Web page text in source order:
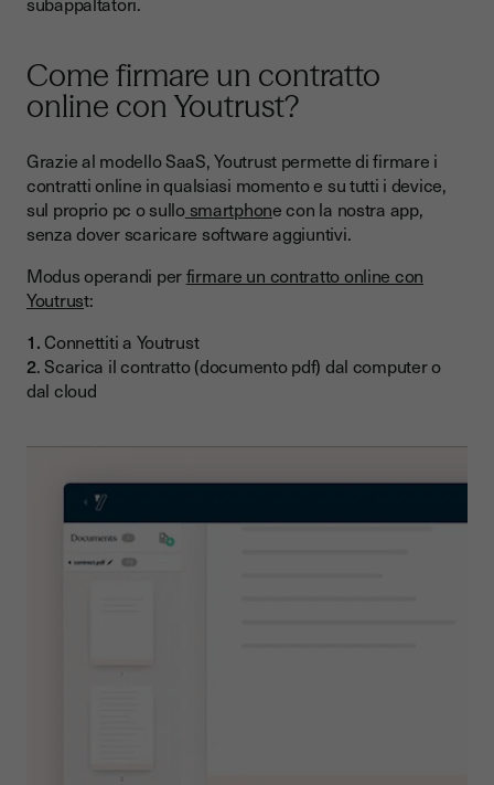
Come firmare un contratto
online con Youtrust?
Grazie al modello SaaS, Youtrust permette di firmare i
contratti online in qualsiasi momento e su tutti i device,
sul proprio pc o sullosmartphone con la nostra app,
senza dover scaricare software aggiuntivi.
Modus operandi perfirmare un contratto online con
Youtrust:
1. Connettiti a Youtrust
2. Scarica il contratto (documento pdf) dal computer o
dal cloud